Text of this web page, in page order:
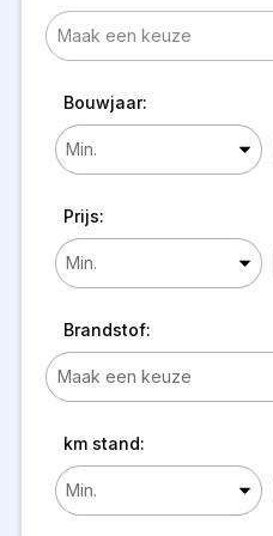
Bouwjaar:
Prijs:
Brandstof:
km stand: